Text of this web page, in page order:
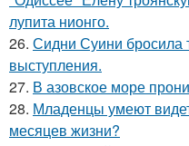
лупита нионго.
26. Сидни Суини бросила
выступления.
27. В азовское море
28. Младенцы умеют
месяцев жизни?